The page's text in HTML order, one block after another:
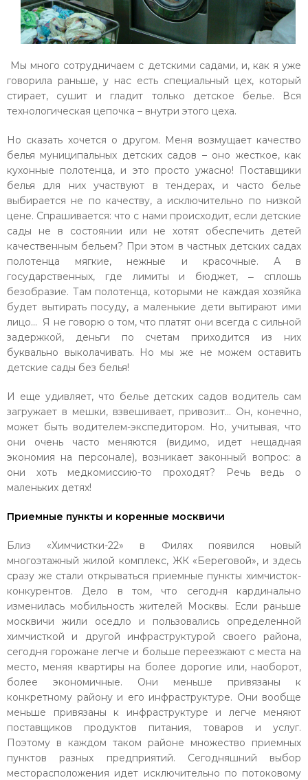
Мы много сотрудничаем с детскими садами, и, как я уже
говорила раньше, у нас есть специальный цех, который
стирает, сушит и гладит только детское белье. Вся
технологическая цепочка – внутри этого цеха.
Но сказать хочется о другом. Меня возмущает качество
белья муниципальных детских садов – оно жесткое, как
кухонные полотенца, и это просто ужасно! Поставщики
белья для них участвуют в тендерах, и часто белье
выбирается не по качеству, а исключительно по низкой
цене. Спрашивается: что с нами происходит, если детские
сады не в состоянии или не хотят обеспечить детей
качественным бельем? При этом в частных детских садах
полотенца мягкие, нежные и красочные. А в
государственных, где лимиты и бюджет, ‒ сплошь
безобразие. Там полотенца, которыми не каждая хозяйка
будет вытирать посуду, а маленькие дети вытирают ими
лицо… Я не говорю о том, что платят они всегда с сильной
задержкой, деньги по счетам приходится из них
буквально выколачивать. Но мы же не можем оставить
детские сады без белья!
И еще удивляет, что белье детских садов водитель сам
загружает в мешки, взвешивает, привозит… Он, конечно,
может быть водителем-экспедитором. Но, учитывая, что
они очень часто меняются (видимо, идет нещадная
экономия на персонале), возникает законный вопрос: а
они хоть медкомиссию-то проходят? Речь ведь о
маленьких детях!
Приемные пункты и коренные москвичи
Близ «Химчистки-22» в Филях появился новый
многоэтажный жилой комплекс, ЖК «Береговой», и здесь
сразу же стали открываться приемные пункты химчисток-
конкурентов. Дело в том, что сегодня кардинально
изменилась мобильность жителей Москвы. Если раньше
москвичи жили оседло и пользовались определенной
химчисткой и другой инфраструктурой своего района,
сегодня горожане легче и больше переезжают с места на
место, меняя квартиры на более дорогие или, наоборот,
более экономичные. Они меньше привязаны к
конкретному району и его инфраструктуре. Они вообще
меньше привязаны к инфраструктуре и легче меняют
поставщиков продуктов питания, товаров и услуг.
Поэтому в каждом таком районе множество приемных
пунктов разных предприятий. Сегодняшний выбор
месторасположения идет исключительно по потоковому